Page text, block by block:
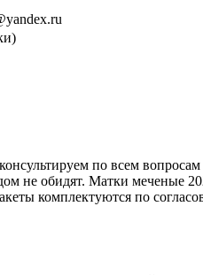
по всем
обидят. Матки меченые
комплектуются по